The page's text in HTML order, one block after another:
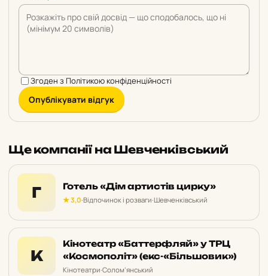
Згоден з Політикою конфіденційності
Опублікувати відгук
Ще компанії на Шевченківський
Г Готель «Дім артистів цирку»
★ 3,0·Відпочинок і розваги·Шевченківський
К
Кінотеатр «Баттерфляй» у ТРЦ
«Космополіт» (екс-«Більшовик»)
Кінотеатри·Солом’янський